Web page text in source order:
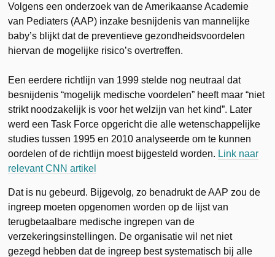
Volgens een onderzoek van de Amerikaanse Academie
van Pediaters (AAP) inzake besnijdenis van mannelijke
baby’s blijkt dat de preventieve gezondheidsvoordelen
hiervan de mogelijke risico’s overtreffen.
Een eerdere richtlijn van 1999 stelde nog neutraal dat
besnijdenis “mogelijk medische voordelen” heeft maar “niet
strikt noodzakelijk is voor het welzijn van het kind”. Later
werd een Task Force opgericht die alle wetenschappelijke
studies tussen 1995 en 2010 analyseerde om te kunnen
oordelen of de richtlijn moest bijgesteld worden. Link naar
relevant CNN artikel
Dat is nu gebeurd. Bijgevolg, zo benadrukt de AAP zou de
ingreep moeten opgenomen worden op de lijst van
terugbetaalbare medische ingrepen van de
verzekeringsinstellingen. De organisatie wil net niet
gezegd hebben dat de ingreep best systematisch bij alle